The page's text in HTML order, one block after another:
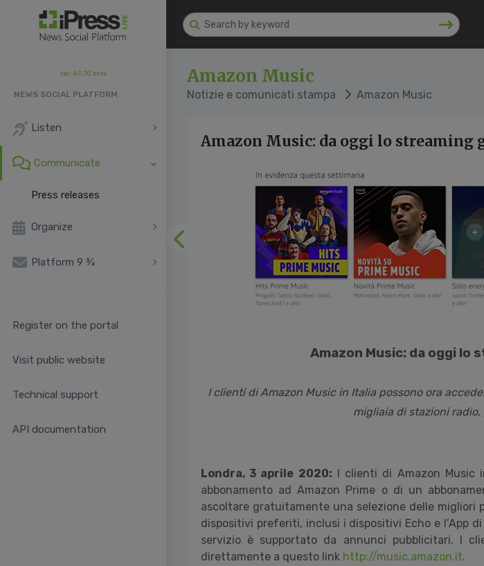
ver. 4.0.70 beta
NEWS SOCIAL PLATFORM
Listen
Communicate
Press releases
Organize
Platform 9 ¾
Register on the portal
Visit public website
Technical support
API documentation
Amazon Music
Notizie e comunicati stampa Amazon Music
Amazon Music: da oggi lo streaming
Previous
Amazon Music: da oggi lo
I clienti di Amazon Music in Italia possono ora
migliaia di stazioni
Londra, 3 aprile 2020: I clienti di Amazon Music
abbonamento ad Amazon Prime o di un
ascoltare gratuitamente una selezione delle migliori
dispositivi preferiti, inclusi i dispositivi Echo e l’App
servizio è supportato da annunci pubblicitari. I
direttamente a questo link http://music.amazon.it.